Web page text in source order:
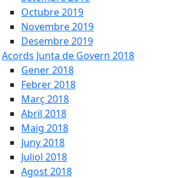
Octubre 2019
Novembre 2019
Desembre 2019
Acords Junta de Govern 2018
Gener 2018
Febrer 2018
Març 2018
Abril 2018
Maig 2018
Juny 2018
Juliol 2018
Agost 2018